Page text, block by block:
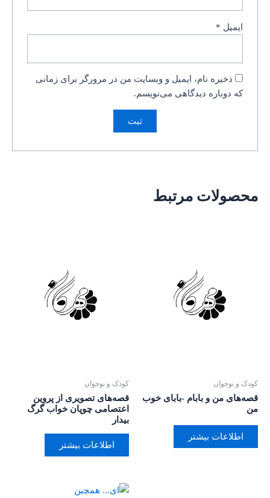
ایمیل *
ذخیره نام، ایمیل و وبسایت من در مرورگر برای زمانی
که دوباره دیدگاهی می‌نویسم.
محصولات مرتبط
کودک و نوجوان
قصه‌های من و بابام -بابای خوب
من
اطلاعات بیشتر
کودک و نوجوان
قصه‌های تصویری از پروین
اعتصامی چوپان خواب گرگ
بیدار
اطلاعات بیشتر